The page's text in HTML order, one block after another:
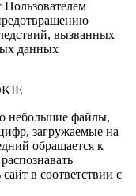
вызванных
данных
небольшие файлы,
загружаемые на
обращается к
в соответствии с